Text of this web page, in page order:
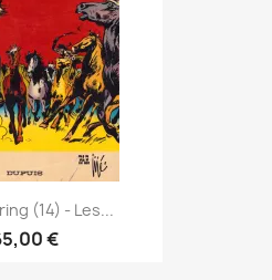
(14) - Les...
€